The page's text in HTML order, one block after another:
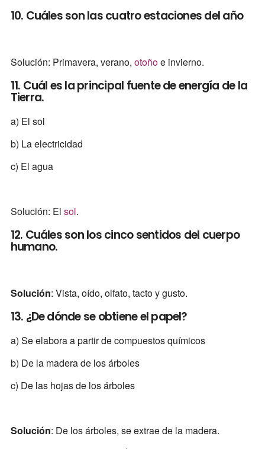
10. Cuáles son las cuatro estaciones del año
Solución: Primavera, verano, otoñoe invierno.
11. Cuál es la principal fuente de energía de la
Tierra.
a) El sol
b) La electricidad
c) El agua
Solución: El sol.
12. Cuáles son los cinco sentidos del cuerpo
humano.
Solución: Vista, oído, olfato, tacto y gusto.
13. ¿De dónde se obtiene el papel?
a) Se elabora a partir de compuestos químicos
b) De la madera de los árboles
c) De las hojas de los árboles
Solución: De los árboles, se extrae de la madera.